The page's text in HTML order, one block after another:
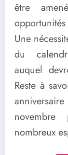
être
Une
du
auquel
Reste à
nombreux